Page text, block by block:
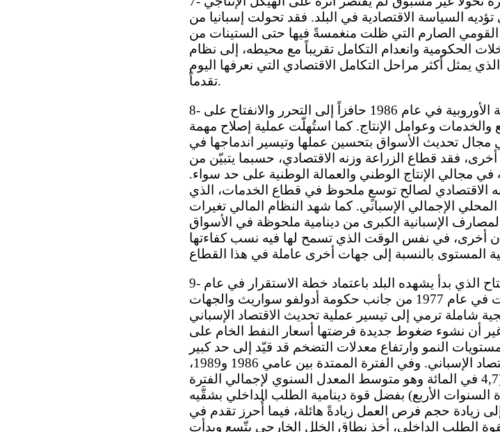
السياسة الاقتصادية في البلد. فقد تحولت إسبانيا من
الصارم التي ظلت منغمسةً فيها حتى الستينات من
الحكومية وانعدام التكامل تقريباً مع محيطه، إلى نظام
يمثل أكثر مراحل التكامل الاقتصادي التي نعرفها اليوم
تقدماً.
8- وكان انضمام إسبانيا إلى الجماعة الاقتصادية الأوروبية في عام 1986 حافزاً إلى التحرر والانفتاح على
والخدمات وعوامل الإنتاج. كما استُهلّت عملية إصلاح مهمة
مجال تحديث الأسواق بتحسين عملها وتيسير اندماجها في
أخرى، فقد قطاع الزراعة وزنه الاقتصادي، حسبما يتبيّن من
مجالي الإنتاج الوطني والعمالة الوطنية على حد سواء.
الاقتصادي لصالح توسعٍ ملحوظ في قطاع الخدمات، الذي
من الناتج المحلي الإجمالي الإسباني. كما شهد النظام المالي تغيرات
الإسبانية الكبرى من دينامية ملحوظة في الأسواق
أخرى، في نفس الوقت الذي تسمح لها فيه نسب كفاءتها
9- وترجع بداية هذه التغيرات، إذا ما تجاوزنا الانفتاح الذي بدأ يشهده البلد باعتماد خطة الاستقرار في عام
1959، إلى اتفاقات مونكلوا، التي أُبرمت في عام 1977 من جانب حكومة أدولفو سواريث والجهات
شاملة ترمي إلى تيسير عملية تحديث الاقتصاد الإسباني
أن نشوء ضغوط جديدة فرضتها أسعار النفط الخام على
النمو وارتفاع معدلات التضخم قد قيّد إلى حد كبير
قدرة الإصلاحات الجديدة على تشجيع نمو الاقتصاد الإسباني. وفي الفترة الممتدة بين عامي 1986 و1989،
اقتربت معدلات النمو من نسبة 5 في المائة (4,7 في المائة وهو متوسط المعدل السنوي لإجمالي الفترة
فترة السنوات الأربع) بفضل قوة دينامية الطلب الداخلي بشقَّيه
زيادة حجم فرص العمل زيادةً هائلة، فيما أُحرز تقدم في
الطلب الداخلي، أخذ نطاق الخلل الخارجي يتّسع وبدأت